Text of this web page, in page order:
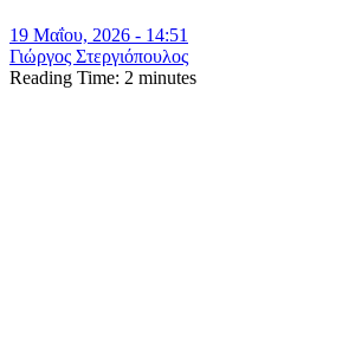
19 Μαΐου, 2026 - 14:51
Γιώργος Στεργιόπουλος
Reading Time: 2 minutes